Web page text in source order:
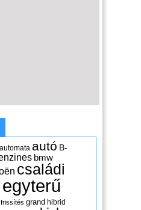
automata autó B-
bmw
családi
egyterű
frissítés grand hibrid